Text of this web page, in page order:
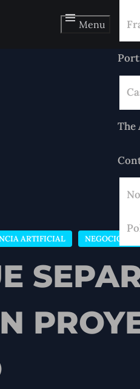
Menu
The
ARTIFICIAL NEGOCIO